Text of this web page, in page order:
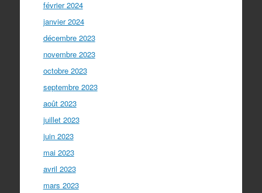
février 2024
janvier 2024
décembre 2023
novembre 2023
octobre 2023
septembre 2023
août 2023
juillet 2023
juin 2023
mai 2023
avril 2023
mars 2023